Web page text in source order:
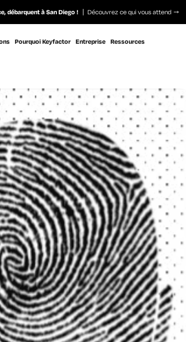
débarquent à San Diego ! Découvrez ce qui vous attend
Pourquoi Keyfactor Entreprise Ressources